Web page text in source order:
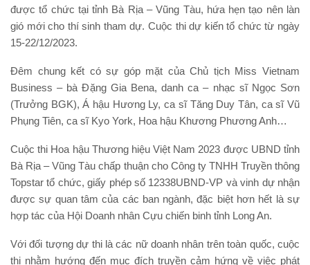
được tổ chức tại tỉnh Bà Rịa – Vũng Tàu, hứa hẹn tạo nên làn
gió mới cho thí sinh tham dự. Cuộc thi dự kiến tổ chức từ ngày
15-22/12/2023.
Đêm chung kết có sự góp mặt của Chủ tịch Miss Vietnam
Business – bà Đặng Gia Bena, danh ca – nhạc sĩ Ngọc Sơn
(Trưởng BGK), Á hậu Hương Ly, ca sĩ Tăng Duy Tân, ca sĩ Vũ
Phụng Tiên, ca sĩ Kyo York, Hoa hậu Khương Phương Anh…
Cuộc thi Hoa hậu Thương hiệu Việt Nam 2023 được UBND tỉnh
Bà Rịa – Vũng Tàu chấp thuận cho Công ty TNHH Truyền thông
Topstar tổ chức, giấy phép số 12338UBND-VP và vinh dự nhận
được sự quan tâm của các ban ngành, đặc biệt hơn hết là sự
hợp tác của Hội Doanh nhân Cựu chiến binh tỉnh Long An.
Với đối tượng dự thi là các nữ doanh nhân trên toàn quốc, cuộc
thi nhằm hướng đến mục đích truyền cảm hứng về việc phát